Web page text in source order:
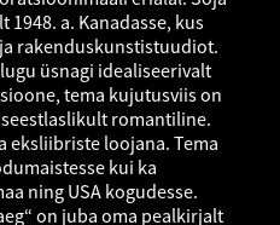
1948. a. Kanadasse, kus
rakenduskunstistuudiot.
üsnagi idealiseerivalt
tema kujutusviis on
romantiline.
eksliibriste loojana. Tema
kui ka
ning USA kogudesse.
on juba oma pealkirjalt